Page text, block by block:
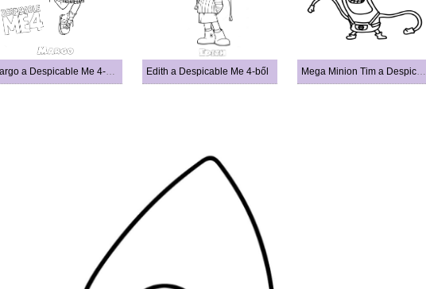
Margo a Despicable Me 4-ből Edith a Despicable Me 4-ből Mega Minion Tim a Despicable Me 4-ből